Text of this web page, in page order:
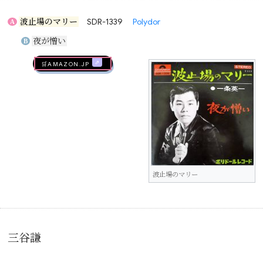
A 波止場のマリー SDR-1339 Polydor
B 夜が憎い
波止場のマリー
🛒AMAZON.jp
三谷謙